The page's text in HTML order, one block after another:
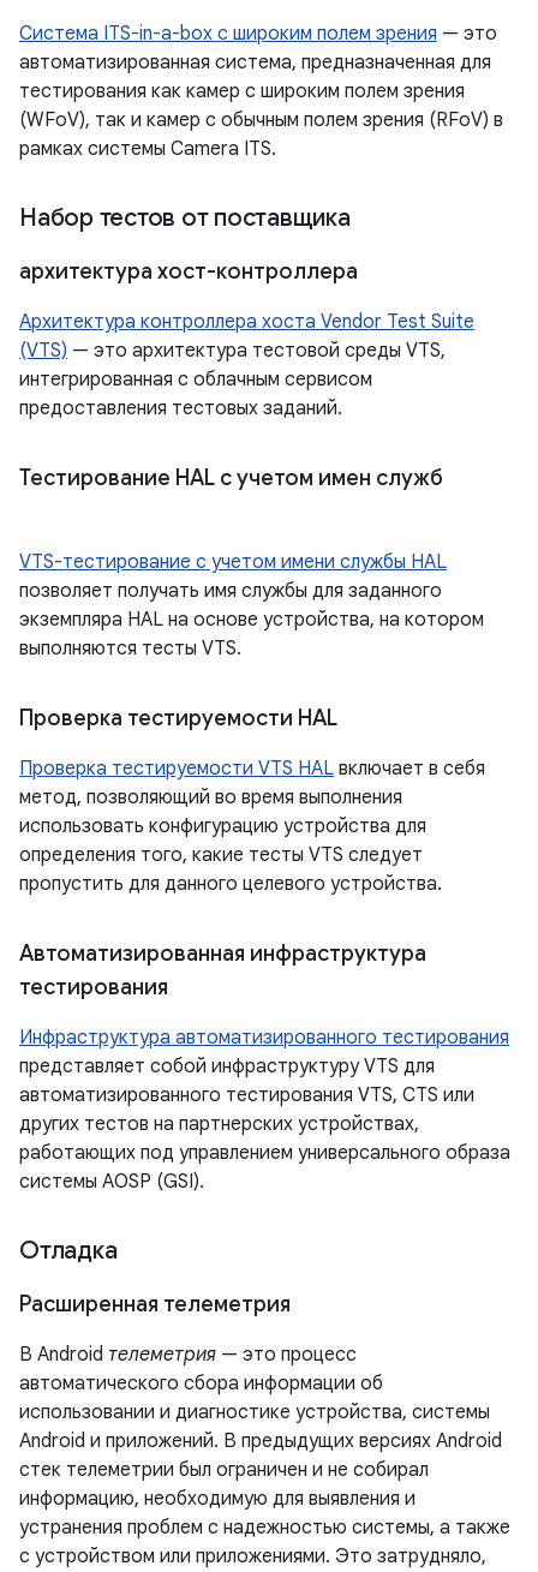
Система ITS-in-a-box с широким полем зрения — это
автоматизированная система, предназначенная для
тестирования как камер с широким полем зрения
(WFoV), так и камер с обычным полем зрения (RFoV) в
рамках системы Camera ITS.
Набор тестов от поставщика
архитектура хост-контроллера
Архитектура контроллера хоста Vendor Test Suite
(VTS) — это архитектура тестовой среды VTS,
интегрированная с облачным сервисом
предоставления тестовых заданий.
Тестирование HAL с учетом имен служб
VTS-тестирование с учетом имени службы HAL
позволяет получать имя службы для заданного
экземпляра HAL на основе устройства, на котором
выполняются тесты VTS.
Проверка тестируемости HAL
Проверка тестируемости VTS HAL включает в себя
метод, позволяющий во время выполнения
использовать конфигурацию устройства для
определения того, какие тесты VTS следует
пропустить для данного целевого устройства.
Автоматизированная инфраструктура
тестирования
Инфраструктура автоматизированного тестирования
представляет собой инфраструктуру VTS для
автоматизированного тестирования VTS, CTS или
других тестов на партнерских устройствах,
работающих под управлением универсального образа
системы AOSP (GSI).
Отладка
Расширенная телеметрия
В Android телеметрия — это процесс
автоматического сбора информации об
использовании и диагностике устройства, системы
Android и приложений. В предыдущих версиях Android
стек телеметрии был ограничен и не собирал
информацию, необходимую для выявления и
устранения проблем с надежностью системы, а также
с устройством или приложениями. Это затрудняло,